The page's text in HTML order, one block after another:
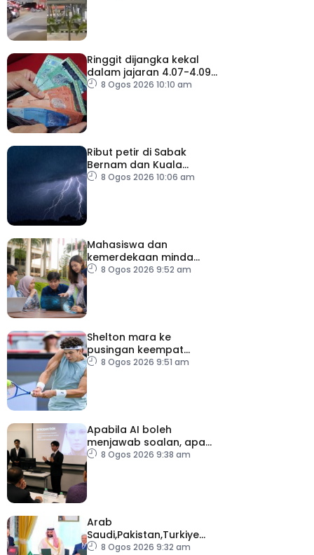
Ringgit dijangka kekal
dalam jajaran 4.07-4.09
berbanding dolar AS
8 Ogos 2026 10:10 am
Ribut petir di Sabak
Bernam dan Kuala
Selangor sehingga 12
8 Ogos 2026 10:06 am
Mahasiswa dan
kemerdekaan minda
dalam menghadapi
8 Ogos 2026 9:52 am
Shelton mara ke
pusingan keempat
Terbuka Montreal
8 Ogos 2026 9:51 am
Apabila AI boleh
menjawab soalan, apa
lagi perlu dinilai di
8 Ogos 2026 9:38 am
Arab
Saudi,Pakistan,Turkiye
meterai perjanjian
8 Ogos 2026 9:32 am